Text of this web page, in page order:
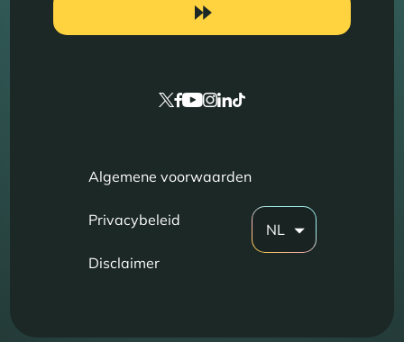
Algemene voorwaarden
Privacybeleid
Disclaimer
NL